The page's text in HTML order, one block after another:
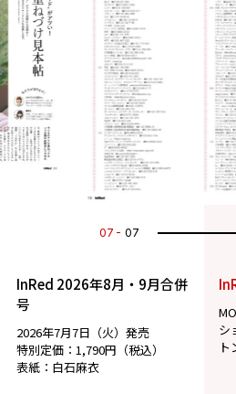
07 07
InRed 2026年8月・9月合併
号
2026年7月7日（火）発売
特別定価：1,790円（税込）
表紙：白石麻衣
シ